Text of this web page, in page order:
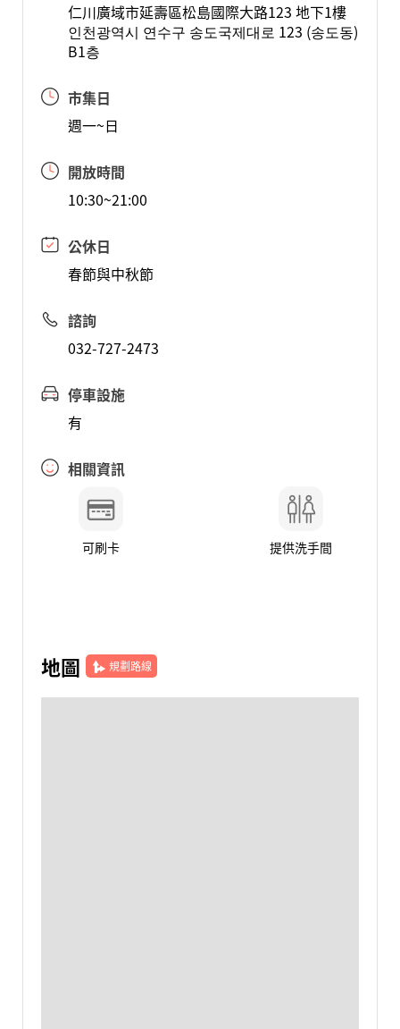
仁川廣域市延壽區松島國際大路123 地下1樓
인천광역시 연수구 송도국제대로 123 (송도동)
B1층
市集日
週一~日
開放時間
10:30~21:00
公休日
春節與中秋節
諮詢
032-727-2473
停車設施
有
相關資訊
可刷卡 提供洗手間
地圖 規劃路線